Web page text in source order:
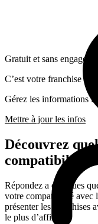
Gratuit et sans
C’est votre franchise ?
Gérez les informations
Mettre à jour les infos
Découvrez
compatibilité
Répondez a quelques
votre compatibilité avec
présenter les franchises
le plus d’affinité